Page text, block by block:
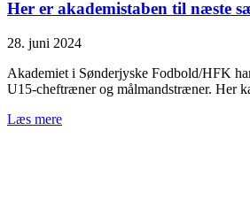
Her er akademistaben til næste
28. juni 2024
Akademiet i Sønderjyske Fodbold/HFK
U15-cheftræner og målmandstræner. Her
Læs mere